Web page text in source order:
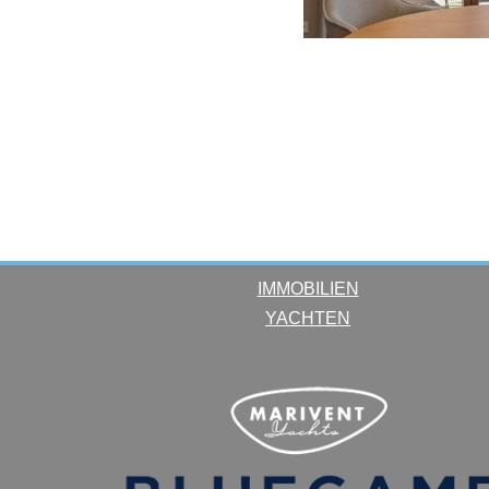
IMMOBILIEN
YACHTEN